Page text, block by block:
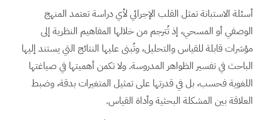
أسئلة الاستبانة تمثل القلب الإجرائي لأي دراسة تعتمد المنهج
الوصفي أو المسحي، إذ تُترجم من خلالها المفاهيم النظرية إلى
مؤشرات قابلة للقياس والتحليل، وتُبنى عليها النتائج التي يستند إليها
الباحث في تفسير الظواهر المدروسة. ولا تكمن أهميتها في صياغتها
اللغوية فحسب، بل في قدرتها على تمثيل المتغيرات بدقة، وضبط
العلاقة بين المشكلة البحثية وأداة القياس.